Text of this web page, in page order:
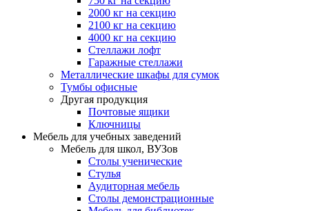
2000 кг на секцию
2100 кг на секцию
4000 кг на секцию
Стеллажи лофт
Гаражные стеллажи
Металлические шкафы для сумок
Тумбы офисные
Другая продукция
Почтовые ящики
Ключницы
Мебель для учебных заведений
Мебель для школ, ВУЗов
Столы ученические
Стулья
Аудиторная мебель
Столы демонстрационные